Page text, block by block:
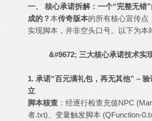
一、 核心承诺拆解：一个“完整无错
成的？本传奇版本的所有核心宣传点
实现脚本，并非空头口号。以下为本
&#9672; 三大核心承诺技术实
1. 承诺“百元满礼包，再无其他” –
立
脚本核查 ：经逐行检查充值NPC
者.txt)、变量触发脚本 (QFunction-